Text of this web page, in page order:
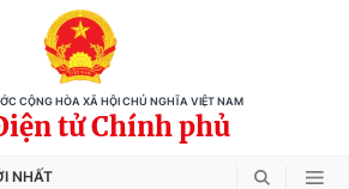
CỘNG HÒA XÃ HỘI CHỦ NGHĨA VIỆT NAM
tử Chính phủ
NHẤT